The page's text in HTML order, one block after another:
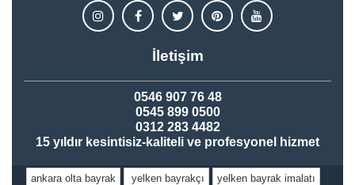
İletişim
0546 907 76 48
0545 899 0500
0312 283 4482
15 yıldır kesintisiz-kaliteli ve profesyonel hizmet
ankara olta bayrak yelken bayrakçı yelken bayrak imalatı